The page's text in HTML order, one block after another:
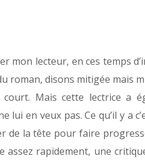
mon lecteur, en ces temps
roman, disons mitigée mais
Mais cette lectrice a
en veux pas. Ce qu’il y a
de la tête pour faire
rapidement, une